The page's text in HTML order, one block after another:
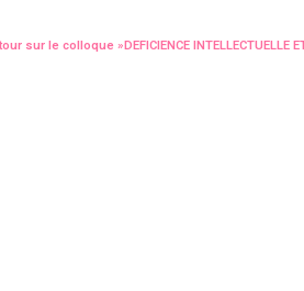
sur le colloque »DEFICIENCE INTELLECTUELLE